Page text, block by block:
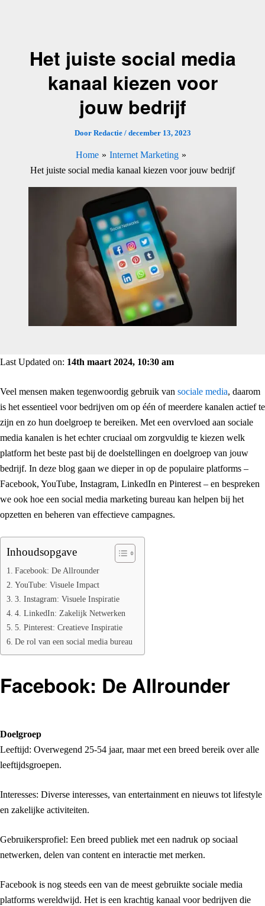
Het juiste social media
kanaal kiezen voor
jouw bedrijf
Door Redactie / december 13, 2023
Home
Internet Marketing
Het juiste social media kanaal kiezen voor jouw bedrijf
Last Updated on: 14th maart 2024, 10:30 am
Veel mensen maken tegenwoordig gebruik van sociale media, daarom
is het essentieel voor bedrijven om op één of meerdere kanalen actief te
zijn en zo hun doelgroep te bereiken. Met een overvloed aan sociale
media kanalen is het echter cruciaal om zorgvuldig te kiezen welk
platform het beste past bij de doelstellingen en doelgroep van jouw
bedrijf. In deze blog gaan we dieper in op de populaire platforms –
Facebook, YouTube, Instagram, LinkedIn en Pinterest – en bespreken
we ook hoe een social media marketing bureau kan helpen bij het
opzetten en beheren van effectieve campagnes.
Inhoudsopgave
Facebook: De Allrounder
YouTube: Visuele Impact
3. Instagram: Visuele Inspiratie
4. LinkedIn: Zakelijk Netwerken
5. Pinterest: Creatieve Inspiratie
De rol van een social media bureau
Facebook: De Allrounder
Doelgroep
Leeftijd: Overwegend 25-54 jaar, maar met een breed bereik over alle
leeftijdsgroepen.
Interesses: Diverse interesses, van entertainment en nieuws tot lifestyle
en zakelijke activiteiten.
Gebruikersprofiel: Een breed publiek met een nadruk op sociaal
netwerken, delen van content en interactie met merken.
Facebook is nog steeds een van de meest gebruikte sociale media
platforms wereldwijd. Het is een krachtig kanaal voor bedrijven die